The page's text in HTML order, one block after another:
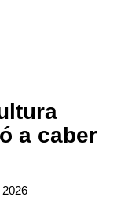
a caber